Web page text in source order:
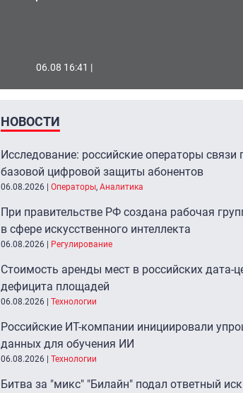
06.08 16:41 |
НОВОСТИ
Исследование: российские операторы связи
базовой цифровой защиты абонентов
06.08.2026 | Операторы, Аналитика
При правительстве РФ создана рабочая
в сфере искусственного интеллекта
06.08.2026 | Регулирование
Стоимость аренды мест в российских дата-
дефицита площадей
06.08.2026 | Технологии
Российские ИТ-компании инициировали
данных для обучения ИИ
06.08.2026 | Технологии
Битва за "микс" "Билайн" подал ответный